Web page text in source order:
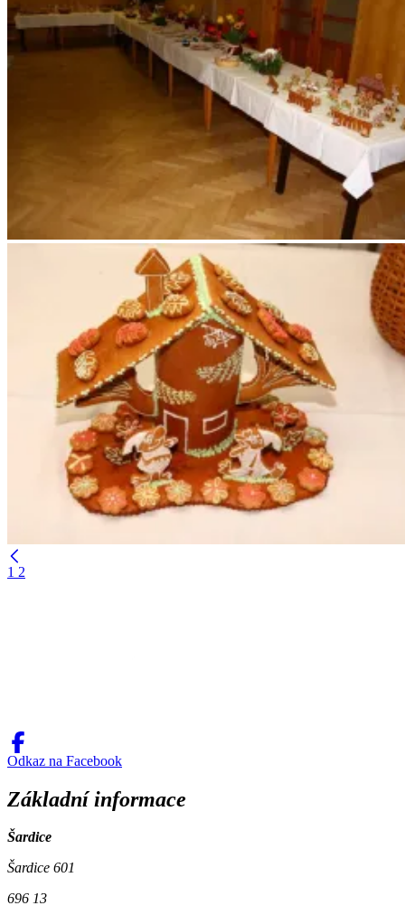
1 2
Odkaz na Facebook
Základní informace
Šardice
Šardice 601
696 13